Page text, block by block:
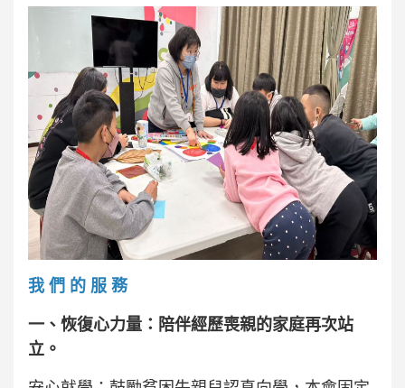
我 們 的 服 務
一、恢復心力量：陪伴經歷喪親的家庭再次站
立。